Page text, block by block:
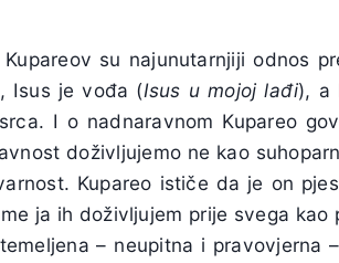
Kupareov su najunutarnjiji odnos
Isus je vođa (Isus u mojoj lađi), a
I o nadnaravnom Kupareo
doživljujemo ne kao
Kupareo ističe da je on
ja ih doživljujem prije svega kao
– neupitna i pravovjerna